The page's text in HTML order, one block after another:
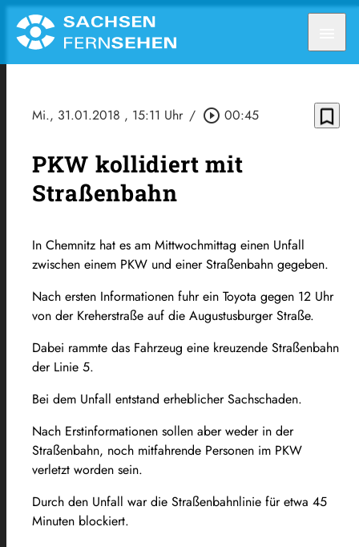
Mi., 31.01.2018 , 15:11 Uhr / play_circle_outline 00:45 bookmark_border
PKW kollidiert mit
Straßenbahn
In Chemnitz hat es am Mittwochmittag einen Unfall
zwischen einem PKW und einer Straßenbahn gegeben.
Nach ersten Informationen fuhr ein Toyota gegen 12 Uhr
von der Kreherstraße auf die Augustusburger Straße.
Dabei rammte das Fahrzeug eine kreuzende Straßenbahn
der Linie 5.
Bei dem Unfall entstand erheblicher Sachschaden.
Nach Erstinformationen sollen aber weder in der
Straßenbahn, noch mitfahrende Personen im PKW
verletzt worden sein.
Durch den Unfall war die Straßenbahnlinie für etwa 45
Minuten blockiert.